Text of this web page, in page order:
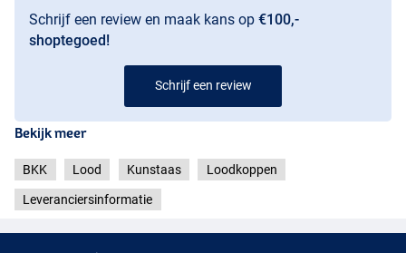
Schrijf een review en maak kans op €100,-
shoptegoed!
Schrijf een review
Bekijk meer
BKK Lood Kunstaas Loodkoppen
Leveranciersinformatie